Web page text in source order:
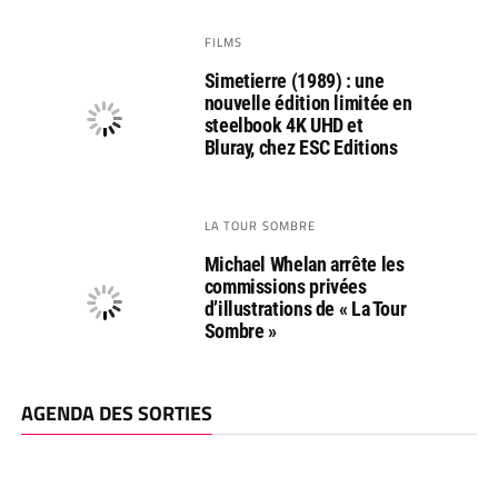
FILMS
Simetierre (1989) : une
nouvelle édition limitée en
steelbook 4K UHD et
Bluray, chez ESC Editions
LA TOUR SOMBRE
Michael Whelan arrête les
commissions privées
d’illustrations de « La Tour
Sombre »
AGENDA DES SORTIES